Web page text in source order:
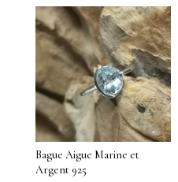
Bague Aigue Marine et
Argent 925